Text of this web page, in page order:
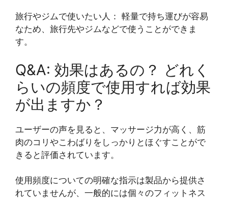
旅行やジムで使いたい人： 軽量で持ち運びが容易
なため、旅行先やジムなどで使うことができま
す。
Q&A: 効果はあるの？ どれく
らいの頻度で使用すれば効果
が出ますか？
ユーザーの声を見ると、マッサージ力が高く、筋
肉のコリやこわばりをしっかりとほぐすことがで
きると評価されています。
使用頻度についての明確な指示は製品から提供さ
れていませんが、一般的には個々のフィットネス